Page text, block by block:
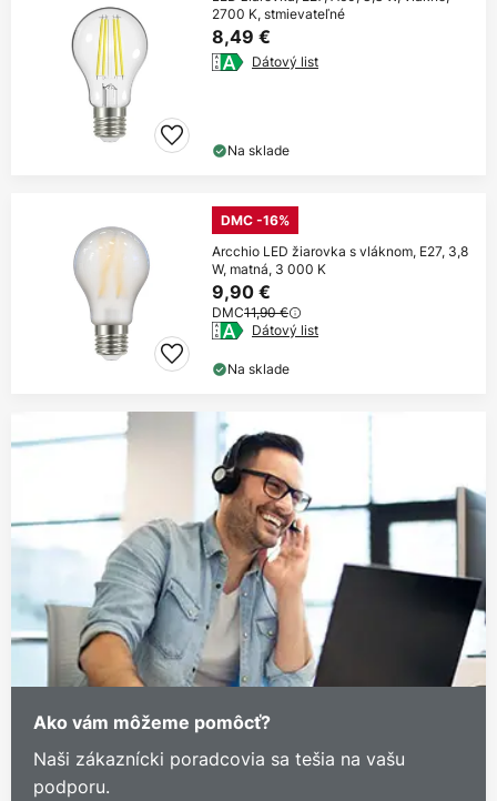
2700 K, stmievateľné
8,49 €
Dátový list
Na sklade
DMC -16%
Arcchio LED žiarovka s vláknom, E27, 3,8
W, matná, 3 000 K
9,90 €
DMC11,90 €
Dátový list
Na sklade
Ako vám môžeme pomôcť?
Naši zákaznícki poradcovia sa tešia na vašu
podporu.